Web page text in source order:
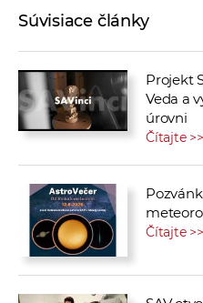
Súvisiace články
Projekt
Veda a
úrovni
Čítajte >>
Čítajte >>